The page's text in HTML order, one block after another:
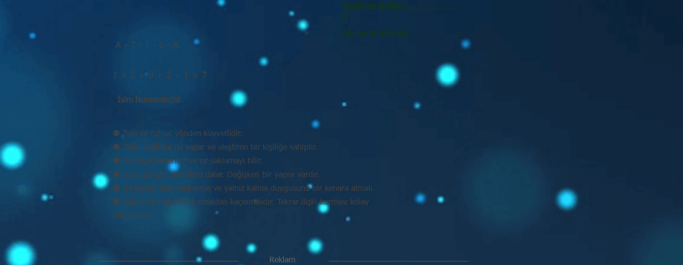
A - T - I - L - A
Harflerin Anlamı
>
Numeroloji Nedir_________ >
1 + 2 + 9 + 3 + 1 = 7
İsim Numerolojisi
⚉ Zeki ve ruhsal yönden kuvvetlidir.
⚉ Zihin analizini iyi yapar ve eleştiren bir kişiliğe sahiptir.
⚉ Oldukça baskındır ve sır saklamayı bilir.
⚉ Düşünür gibi derinlere dalar. Değişken bir yapısı vardır.
⚉ İyi şeyleri elde edememe ve yalnız kalma duygusunu bir kenara atmalı.
⚉ Soğuk ve mesafeli durmaktan kaçınmalıdır. Tekrar ilişki kurması kolay
olmayabilir.
Reklam